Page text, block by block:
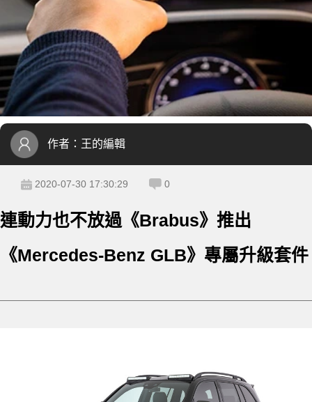
作者： 王的編輯
2020-07-30 17:30:29 0
連動力也不放過《Brabus》推出
《Mercedes-Benz GLB》專屬升級套件